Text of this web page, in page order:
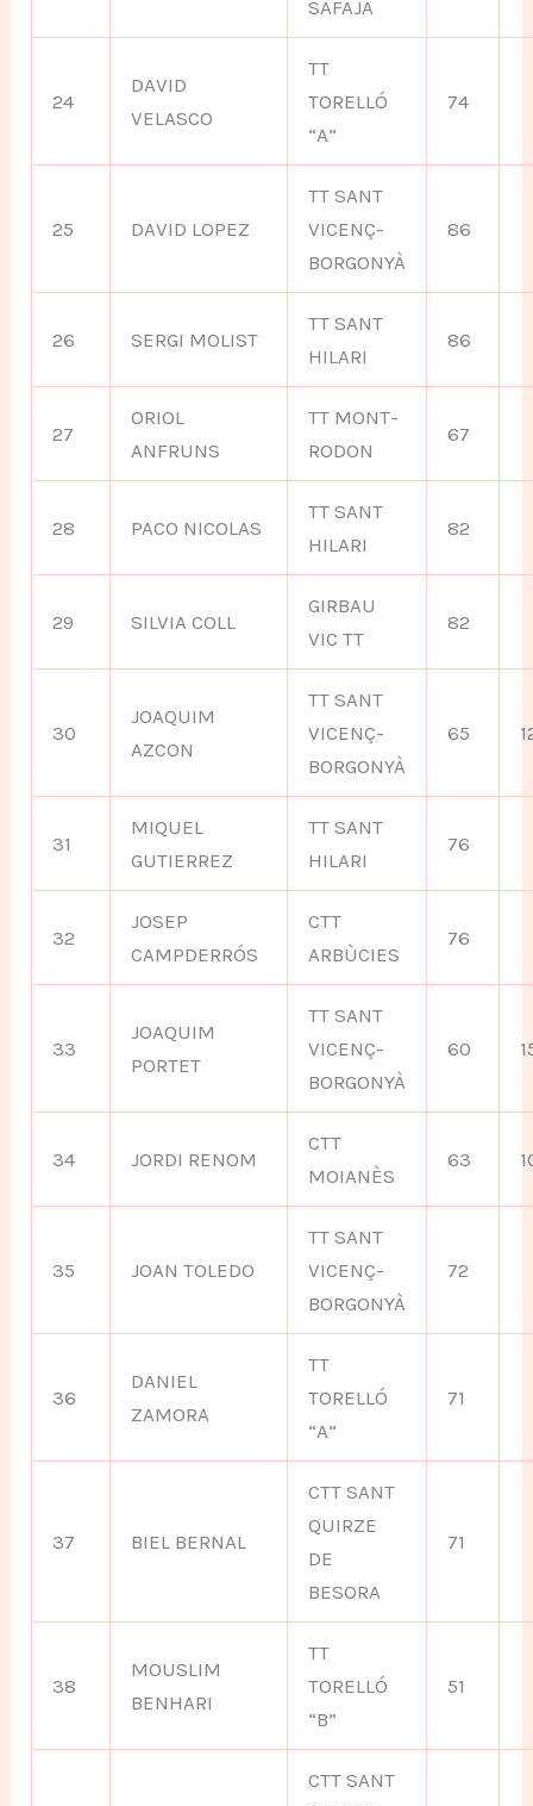
SAFAJA
24
DAVID
VELASCO
TT
TORELLÓ
“A”
74
25 DAVID LOPEZ
TT SANT
VICENÇ-
BORGONYÀ
86
26 SERGI MOLIST
TT SANT
HILARI
86
27
ORIOL
ANFRUNS
TT MONT-
RODON
67
28 PACO NICOLAS
TT SANT
HILARI
82
29 SILVIA COLL
GIRBAU
VIC TT
82
30
JOAQUIM
AZCON
TT SANT
VICENÇ-
BORGONYÀ
65
31
MIQUEL
GUTIERREZ
TT SANT
HILARI
76
32
JOSEP
CAMPDERRÓS
CTT
ARBÙCIES
76
33
JOAQUIM
PORTET
TT SANT
VICENÇ-
BORGONYÀ
60
34 JORDI RENOM
CTT
MOIANÈS
63
35 JOAN TOLEDO
TT SANT
VICENÇ-
BORGONYÀ
72
36
DANIEL
ZAMORA
TT
TORELLÓ
“A”
71
37 BIEL BERNAL
CTT SANT
QUIRZE
DE
BESORA
71
38
MOUSLIM
BENHARI
TT
TORELLÓ
“B”
51
CTT SANT